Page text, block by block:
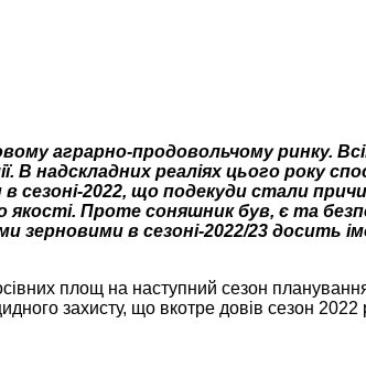
аграрно-продовольчому ринку.
В надскладних реаліях цього року
сезоні-2022, що подекуди стали
Проте соняшник був, є та
зерновими в сезоні-2022/23 досить
площ на наступний сезон
захисту, що вкотре довів сезон